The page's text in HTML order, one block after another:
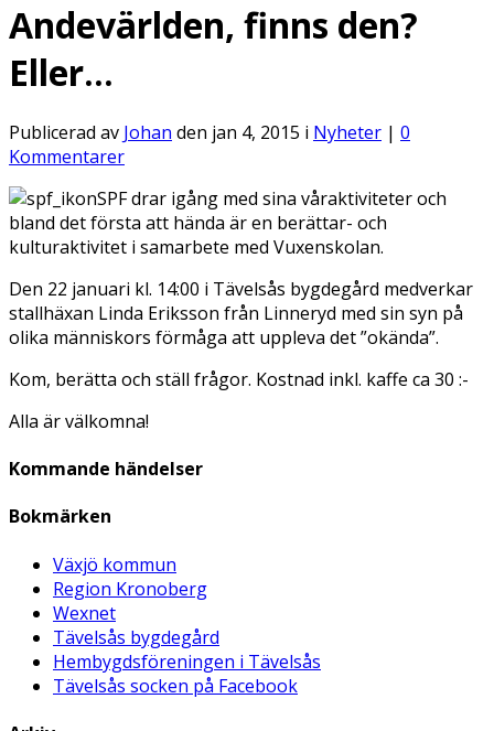
Andevärlden, finns den?
Eller…
Publicerad av Johan den jan 4, 2015 i Nyheter | 0
Kommentarer
SPF drar igång med sina våraktiviteter och
bland det första att hända är en berättar- och
kulturaktivitet i samarbete med Vuxenskolan.
Den 22 januari kl. 14:00 i Tävelsås bygdegård medverkar
stallhäxan Linda Eriksson från Linneryd med sin syn på
olika människors förmåga att uppleva det ”okända”.
Kom, berätta och ställ frågor. Kostnad inkl. kaffe ca 30 :-
Alla är välkomna!
Kommande händelser
Bokmärken
Växjö kommun
Region Kronoberg
Wexnet
Tävelsås bygdegård
Hembygdsföreningen i Tävelsås
Tävelsås socken på Facebook